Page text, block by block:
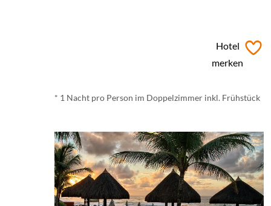
Hotel
merken
* 1 Nacht pro Person im Doppelzimmer inkl. Frühstück